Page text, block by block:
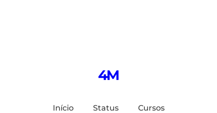
Início Status Cursos